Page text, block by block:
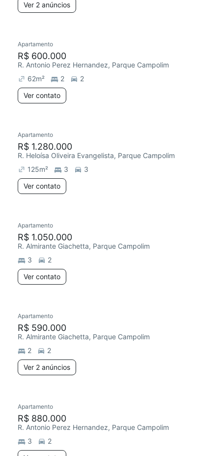
Ver 2 anúncios
Redecorar
Apartamento
R$ 600.000
R. Antonio Perez Hernandez, Parque Campolim
62m² 2
2
Ver contato
Apartamento
R$ 1.280.000
R. Heloísa Oliveira Evangelista, Parque Campolim
125m² 3
3
Ver contato
Apartamento
R$ 1.050.000
R. Almirante Giachetta, Parque Campolim
3
2
Ver contato
Apartamento
R$ 590.000
R. Almirante Giachetta, Parque Campolim
2
2
Ver 2 anúncios
Apartamento
R$ 880.000
R. Antonio Perez Hernandez, Parque Campolim
3
2